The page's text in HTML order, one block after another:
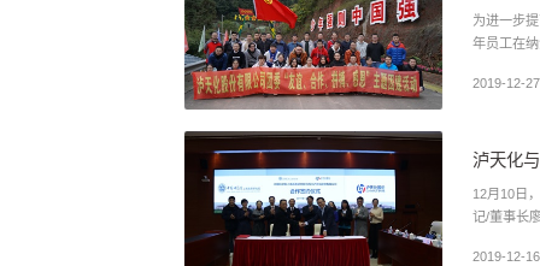
2019-12-27
为进一步
泸天化
2019-12-16
12月10日
记/董事长